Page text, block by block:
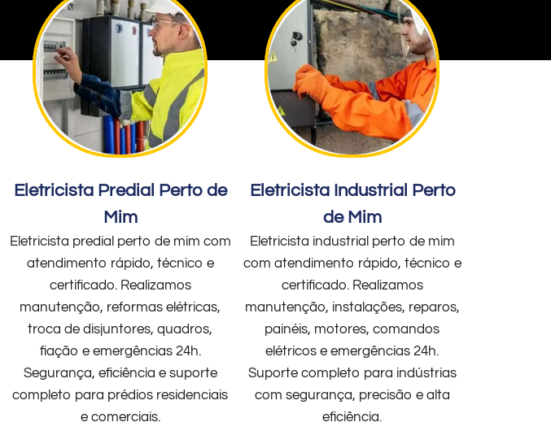
Eletricista Predial Perto de
Mim
Eletricista predial perto de mim com
atendimento rápido, técnico e
certificado. Realizamos
manutenção, reformas elétricas,
troca de disjuntores, quadros,
fiação e emergências 24h.
Segurança, eficiência e suporte
completo para prédios residenciais
e comerciais.
Eletricista Industrial Perto
de Mim
Eletricista industrial perto de mim
com atendimento rápido, técnico e
certificado. Realizamos
manutenção, instalações, reparos,
painéis, motores, comandos
elétricos e emergências 24h.
Suporte completo para indústrias
com segurança, precisão e alta
eficiência.